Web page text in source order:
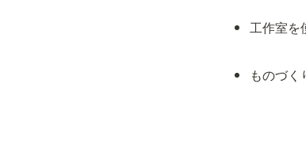
工作室を
ものづ